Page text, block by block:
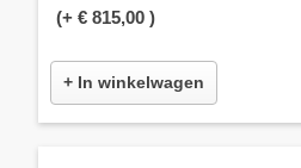
(+ € 815,00 )
+ In winkelwagen